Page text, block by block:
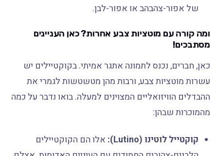
של אפור-צהבהב או אפור-לבן.
ומה קורה עם מוטציות צבע אחרות? כאן העניינים
מסתבכים!
כאן, חברים, נכנס לתמונה אתגר אמיתי. בקוקטיילים יש
עשרות מוטציות צבע, ורבות מהן מטשטשות לגמרי את
ההבדלים הוויזואליים המצוינים למעלה. בואו נדבר על כמה
מהמוכרות שבהן:
קוקטייל לוטינו (Lutino):
אלו הם הקוקטיילים